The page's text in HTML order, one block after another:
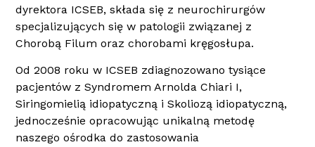
dyrektora ICSEB, składa się z neurochirurgów
specjalizujących się w patologii związanej z
Chorobą Filum oraz chorobami kręgosłupa.
Od 2008 roku w ICSEB zdiagnozowano tysiące
pacjentów z Syndromem Arnolda Chiari I,
Siringomielią idiopatyczną i Skoliozą idiopatyczną,
jednocześnie opracowując unikalną metodę
naszego ośrodka do zastosowania